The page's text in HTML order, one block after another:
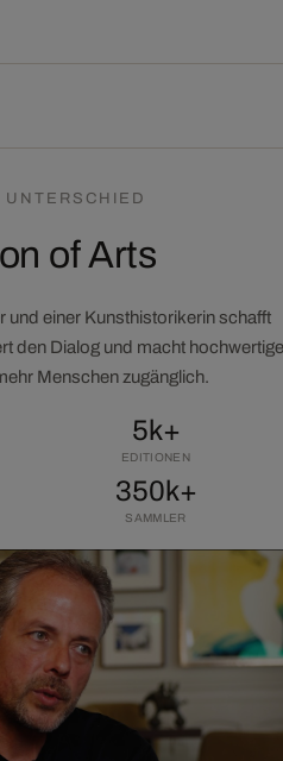
of Arts
und einer Kunsthistorikerin schafft
den Dialog und macht hochwertige
Menschen zugänglich.
5k+
EDITIONEN
350k+
SAMMLER